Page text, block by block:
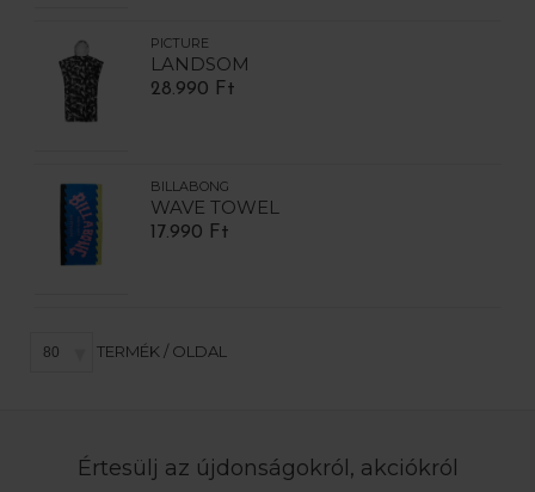
PICTURE
LANDSOM
28.990 Ft
BILLABONG
WAVE TOWEL
17.990 Ft
TERMÉK / OLDAL
Értesülj az újdonságokról, akciókról